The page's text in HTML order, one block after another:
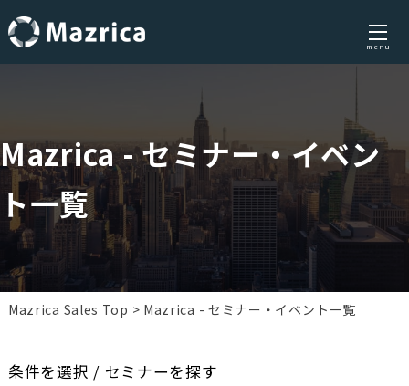
menu
Mazrica - セミナー・イベン
ト一覧
Mazrica Sales Top Mazrica - セミナー・イベント一覧
条件を選択 / セミナーを探す